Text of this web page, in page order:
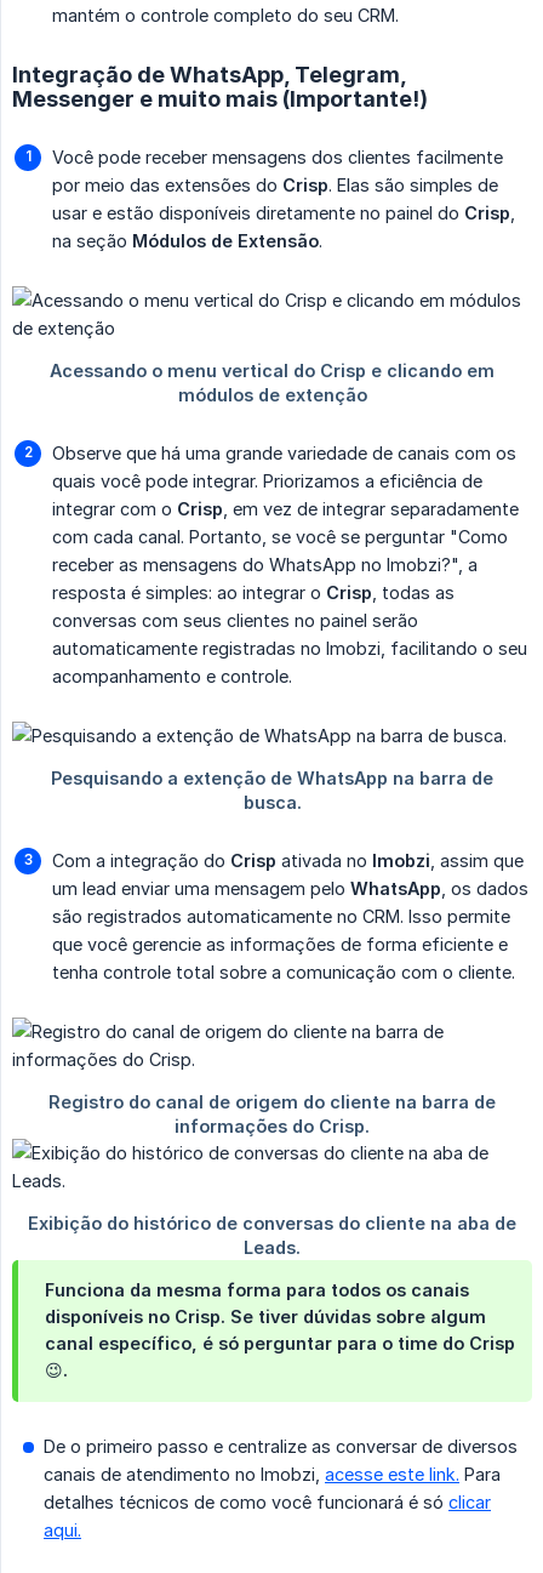
mantém o controle completo do seu CRM.
Integração de WhatsApp, Telegram,
Messenger e muito mais (Importante!)
Você pode receber mensagens dos clientes facilmente
por meio das extensões do Crisp. Elas são simples de
usar e estão disponíveis diretamente no painel do Crisp
na seção Módulos de Extensão.
Observe que há uma grande variedade de canais com os
quais você pode integrar. Priorizamos a eficiência de
integrar com o Crisp , em vez de integrar separadamente
com cada canal. Portanto, se você se perguntar "Como
receber as mensagens do WhatsApp no Imobzi?", a
resposta é simples: ao integrar o Crisp , todas as
conversas com seus clientes no painel serão
automaticamente registradas no Imobzi, facilitando o seu
acompanhamento e controle.
Com a integração do Crisp ativada no Imobzi , assim que
um lead enviar uma mensagem pelo WhatsApp , os dados
são registrados automaticamente no CRM. Isso permite
que você gerencie as informações de forma eficiente e
tenha controle total sobre a comunicação com o cliente.
Funciona da mesma forma para todos os canais
disponíveis no Crisp. Se tiver dúvidas sobre algum
canal específico, é só perguntar para o time do Crisp
😉.
De o primeiro passo e centralize as conversar de diversos
canais de atendimento no Imobzi, acesse este link. Para
detalhes técnicos de como você funcionará é só clicar
aqui.